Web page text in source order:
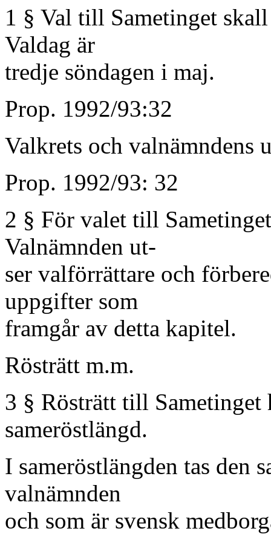
1 § Val till Sametinget
Valdag är
tredje söndagen i maj.
Prop. 1992/93:32
Valkrets och valnämndens
Prop. 1992/93: 32
2 § För valet till
Valnämnden ut-
ser valförrättare och
uppgifter som
framgår av detta kapitel.
Rösträtt m.m.
3 § Rösträtt till Sametinget
sameröstlängd.
I sameröstlängden tas den
valnämnden
och som är svensk